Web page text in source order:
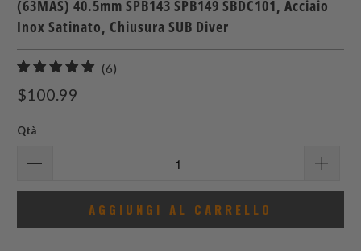
(63MAS) 40.5mm SPB143 SPB149 SBDC101, Acciaio
Inox Satinato, Chiusura SUB Diver
(6)
$100.99
Qtà
AGGIUNGI AL CARRELLO